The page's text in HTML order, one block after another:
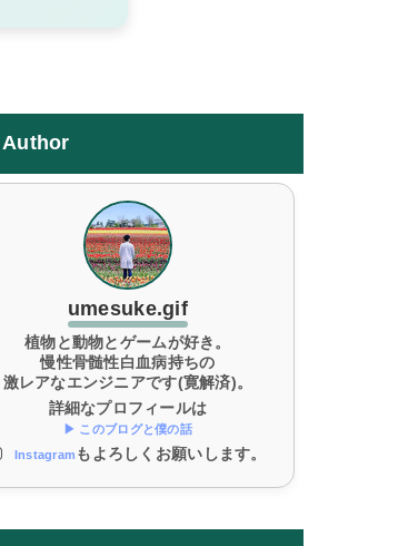
Author
umesuke.gif
植物と動物とゲームが好き。
慢性骨髄性白血病持ちの
激レアなエンジニアです(寛解済)。
詳細なプロフィールは
▶ このブログと僕の話
Instagram もよろしくお願いします。